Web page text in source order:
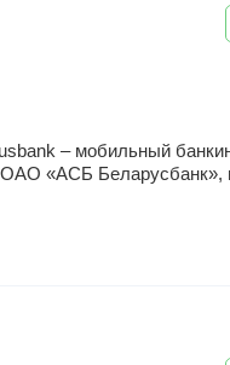
– мобильный
ОАО «АСБ Беларусбанк»,